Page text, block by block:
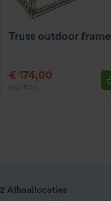
Truss outdoor frame
€ 174,00
2 Afhaallocaties